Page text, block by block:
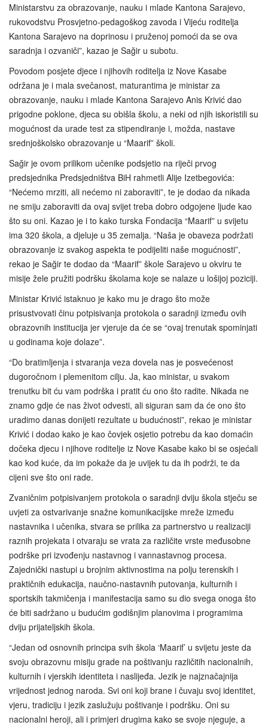
Ministarstvu za obrazovanje, nauku i mlade Kantona Sarajevo,
rukovodstvu Prosvjetno-pedagoškog zavoda i Vijeću roditelja
Kantona Sarajevo na doprinosu i pruženoj pomoći da se ova
saradnja i ozvaniči”, kazao je Sağir u subotu.
Povodom posjete djece i njihovih roditelja iz Nove Kasabe
održana je i mala svečanost, maturantima je ministar za
obrazovanje, nauku i mlade Kantona Sarajevo Anis Krivić dao
prigodne poklone, djeca su obišla školu, a neki od njih iskoristili su
mogućnost da urade test za stipendiranje i, možda, nastave
srednjoškolsko obrazovanje u “Maarif” školi.
Sağir je ovom prilikom učenike podsjetio na riječi prvog
predsjednika Predsjedništva BiH rahmetli Alije Izetbegovića:
“Nećemo mrziti, ali nećemo ni zaboraviti”, te je dodao da nikada
ne smiju zaboraviti da ovaj svijet treba dobro odgojene ljude kao
što su oni. Kazao je i to kako turska Fondacija “Maarif” u svijetu
ima 320 škola, a djeluje u 35 zemalja. “Naša je obaveza podržati
obrazovanje iz svakog aspekta te podijeliti naše mogućnosti”,
rekao je Sağir te dodao da “Maarif” škole Sarajevo u okviru te
misije žele pružiti podršku školama koje se nalaze u lošijoj poziciji.
Ministar Krivić istaknuo je kako mu je drago što može
prisustvovati činu potpisivanja protokola o saradnji između ovih
obrazovnih institucija jer vjeruje da će se “ovaj trenutak spominjati
u godinama koje dolaze”.
“Do bratimljenja i stvaranja veza dovela nas je posvećenost
dugoročnom i plemenitom cilju. Ja, kao ministar, u svakom
trenutku bit ću vam podrška i pratit ću ono što radite. Nikada ne
znamo gdje će nas život odvesti, ali siguran sam da će ono što
uradimo danas donijeti rezultate u budućnosti”, rekao je ministar
Krivić i dodao kako je kao čovjek osjetio potrebu da kao domaćin
dočeka djecu i njihove roditelje iz Nove Kasabe kako bi se osjećali
kao kod kuće, da im pokaže da je uvijek tu da ih podrži, te da
cijeni sve što oni rade.
Zvaničnim potpisivanjem protokola o saradnji dviju škola stječu se
uvjeti za ostvarivanje snažne komunikacijske mreže između
nastavnika i učenika, stvara se prilika za partnerstvo u realizaciji
raznih projekata i otvaraju se vrata za različite vrste međusobne
podrške pri izvođenju nastavnog i vannastavnog procesa.
Zajednički nastupi u brojnim aktivnostima na polju terenskih i
praktičnih edukacija, naučno-nastavnih putovanja, kulturnih i
sportskih takmičenja i manifestacija samo su dio svega onoga što
će biti sadržano u budućim godišnjim planovima i programima
dviju prijateljskih škola.
“Jedan od osnovnih principa svih škola ‘Maarif’ u svijetu jeste da
svoju obrazovnu misiju grade na poštivanju različitih nacionalnih,
kulturnih i vjerskih identiteta i naslijeđa. Jezik je najznačajnija
vrijednost jednog naroda. Svi oni koji brane i čuvaju svoj identitet,
vjeru, tradiciju i jezik zaslužuju poštivanje i podršku. Oni su
nacionalni heroji, ali i primjeri drugima kako se svoje njeguje, a